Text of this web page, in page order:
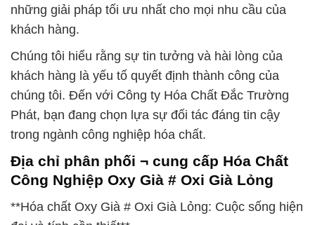
những giải pháp tối ưu nhất cho mọi nhu cầu của
khách hàng.
Chúng tôi hiểu rằng sự tin tưởng và hài lòng của
khách hàng là yếu tố quyết định thành công của
chúng tôi. Đến với Công ty Hóa Chất Đắc Trường
Phát, bạn đang chọn lựa sự đối tác đáng tin cậy
trong ngành công nghiệp hóa chất.
Địa chỉ phân phối ¬ cung cấp Hóa Chất
Công Nghiệp Oxy Già # Oxi Già Lỏng
**Hóa chất Oxy Già # Oxi Già Lỏng: Cuộc sống hiện